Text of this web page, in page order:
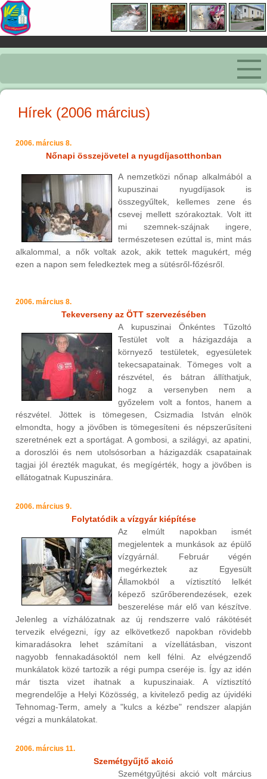
Hírek (2006 március)
2006. március 8.
Nőnapi összejövetel a nyugdíjasotthonban
A nemzetközi nőnap alkalmából a
kupuszinai nyugdíjasok is
összegyűltek, kellemes zene és
csevej mellett szórakoztak. Volt itt
mi szemnek-szájnak ingere,
természetesen ezúttal is, mint más
alkalommal, a nők voltak azok, akik tettek magukért, még
ezen a napon sem feledkeztek meg a sütésről-főzésről.
2006. március 8.
Tekeverseny az ÖTT szervezésében
A kupuszinai Önkéntes Tűzoltó
Testület volt a házigazdája a
környező testületek, egyesületek
tekecsapatainak. Tömeges volt a
részvétel, és bátran állíthatjuk,
hogz a versenyben nem a
győzelem volt a fontos, hanem a
részvétel. Jöttek is tömegesen, Csizmadia István elnök
elmondta, hogy a jövőben is tömegesíteni és népszerűsíteni
szeretnének ezt a sportágat. A gombosi, a szilágyi, az apatini,
a doroszlói és nem utolsósorban a házigazdák csapatainak
tagjai jól érezték magukat, és megígérték, hogy a jövőben is
ellátogatnak Kupuszinára.
2006. március 9.
Folytatódik a vízgyár kiépítése
Az elmúlt napokban ismét
megjelentek a munkások az épülő
vízgyárnál. Február végén
megérkeztek az Egyesült
Államokból a víztisztító lelkét
képező szűrőberendezések, ezek
beszerelése már elő van készítve.
Jelenleg a vízhálózatnak az új rendszerre való rákötését
tervezik elvégezni, így az elkövetkező napokban rövidebb
kimaradásokra lehet számítani a vízellátásban, viszont
nagyobb fennakadásoktól nem kell félni. Az elvégzendő
munkálatok közé tartozik a régi pumpa cseréje is. Így az idén
már tiszta vizet ihatnak a kupuszinaiak. A víztisztító
megrendelője a Helyi Közösség, a kivitelező pedig az újvidéki
Tehnomag-Term, amely a "kulcs a kézbe" rendszer alapján
végzi a munkálatokat.
2006. március 11.
Szemétgyűjtő akció
Szemétgyűjtési akció volt március